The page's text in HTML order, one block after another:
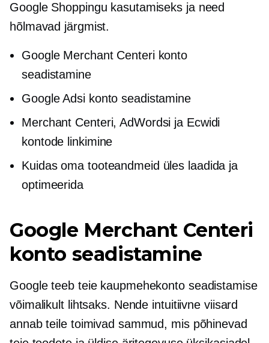
Google Shoppingu kasutamiseks ja need
hõlmavad järgmist.
Google Merchant Centeri konto
seadistamine
Google Adsi konto seadistamine
Merchant Centeri, AdWordsi ja Ecwidi
kontode linkimine
Kuidas oma tooteandmeid üles laadida ja
optimeerida
Google Merchant Centeri
konto seadistamine
Google teeb teie kaupmehekonto seadistamise
võimalikult lihtsaks. Nende intuitiivne viisard
annab teile toimivad sammud, mis põhinevad